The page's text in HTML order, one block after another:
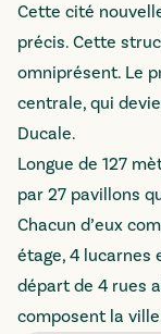
Cette cité
précis. Cette
omniprésent. Le
centrale, qui
Ducale.
Longue de 127
par 27 pavillons
Chacun d’eux
étage, 4 lucarnes
départ de 4 rues
composent la